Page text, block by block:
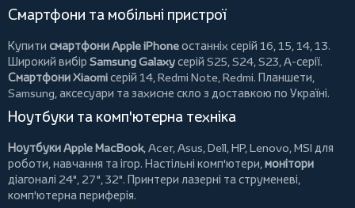
Смартфони та мобільні пристрої
Купити смартфони Apple iPhoneостанніх серій 16, 15, 14, 13.
Широкий вибір Samsung Galaxyсерій S25, S24, S23, A-серії.
Смартфони Xiaomiсерій 14, Redmi Note, Redmi. Планшети,
Samsung, аксесуари тазахисне скло з доставкою по Україні.
Ноутбуки та комп'ютерна техніка
Ноутбуки Apple MacBook,Acer,Asus,Dell,HP,Lenovo,MSI для
роботи, навчання та ігор. Настільні комп'ютери,монітори
діагоналі 24", 27", 32". Принтери лазерні та струменеві,
комп'ютерна периферія.